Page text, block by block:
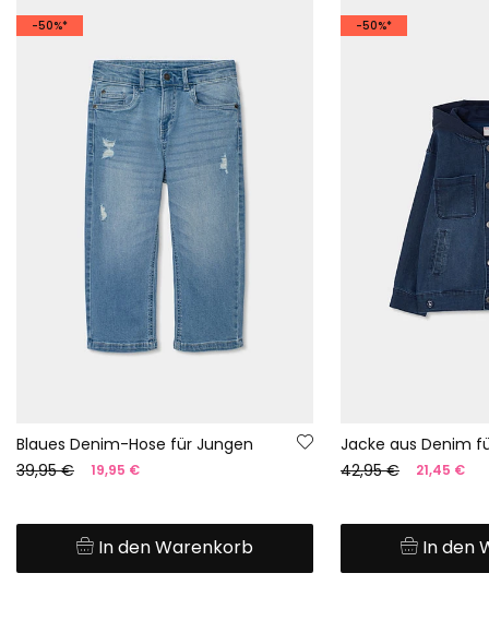
-50%*
Blaues Denim-Hose für Jungen
39,95 €
19,95 €
In den Warenkorb
-50%*
Jacke aus Denim
42,95 €
21,45 €
In den